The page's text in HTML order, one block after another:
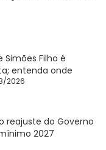
Filho é
entenda onde
2026
reajuste do Governo
2027